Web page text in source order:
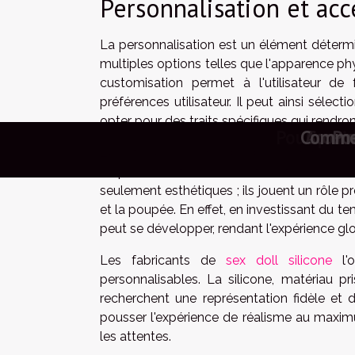
Personnalisation et
La personnalisation est un élément
multiples options telles que l'apparence
customisation permet à l'utilisateur de
préférences utilisateur. Il peut ainsi
opter pour des traits spécifiques qui
L'ajout d'accessoires poupée, comme
seulement esthétiques ; ils jouent un rôle
et la poupée. En effet, en investissant du
peut se développer, rendant l'expérience
Les fabricants de sex doll silicone
personnalisables. La silicone, matériau
recherchent une représentation fidèle et
pousser l'expérience de réalisme au
les attentes.
Comment les
QuellesComment
Explorez les
Les
Quelles
Comment les
Exploration
Impact culturel
Exploration
Exploration de la
Exploration des
Explorez
Exploration des
Exploration
Exploration des
Exploration des
Quelles
Les sites de Du 3